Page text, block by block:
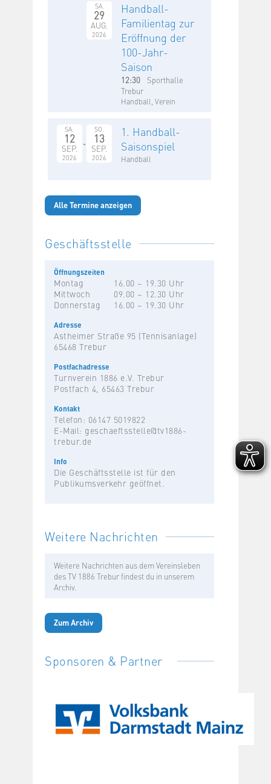
SA.
29
AUG.
2026
Handball-
Familientag zur
Eröffnung der
100-Jahr-
Saison
12:30
Sporthalle
Trebur
Handball, Verein
SA.
12
SEP.
2026
SO.
13
SEP.
2026
1. Handball-
Saisonspiel
Handball
Alle Termine anzeigen
Geschäftsstelle
Öffnungszeiten
Montag
16.00 – 19.30 Uhr
Mittwoch
09.00 – 12.30 Uhr
Donnerstag
16.00 – 19.30 Uhr
Adresse
Astheimer Straße 95 (Tennisanlage)
65468 Trebur
Postfachadresse
Turnverein 1886 e.V. Trebur
Postfach 4, 65463 Trebur
Kontakt
Telefon: 06147 5019822
E-Mail: geschaeftsstelle@tv1886-
trebur.de
Info
Die Geschäftsstelle ist für den
Publikumsverkehr geöffnet.
Weitere Nachrichten
Weitere Nachrichten aus dem Vereinsleben
des TV 1886 Trebur findest du in unserem
Archiv.
Zum Archiv
Sponsoren & Partner